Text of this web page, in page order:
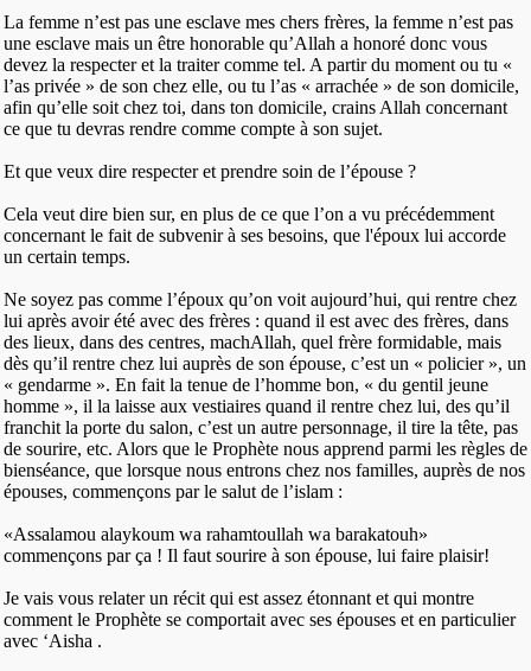
La femme n’est pas une esclave mes chers frères, la femme n’est pas
une esclave mais un être honorable qu’Allah a honoré donc vous
devez la respecter et la traiter comme tel. A partir du moment ou tu «
l’as privée » de son chez elle, ou tu l’as « arrachée » de son domicile,
afin qu’elle soit chez toi, dans ton domicile, crains Allah concernant
ce que tu devras rendre comme compte à son sujet.
Et que veux dire respecter et prendre soin de l’épouse ?
Cela veut dire bien sur, en plus de ce que l’on a vu précédemment
concernant le fait de subvenir à ses besoins, que l'époux lui accorde
un certain temps.
Ne soyez pas comme l’époux qu’on voit aujourd’hui, qui rentre chez
lui après avoir été avec des frères : quand il est avec des frères, dans
des lieux, dans des centres, machAllah, quel frère formidable, mais
dès qu’il rentre chez lui auprès de son épouse, c’est un « policier », un
« gendarme ». En fait la tenue de l’homme bon, « du gentil jeune
homme », il la laisse aux vestiaires quand il rentre chez lui, des qu’il
franchit la porte du salon, c’est un autre personnage, il tire la tête, pas
de sourire, etc. Alors que le Prophète nous apprend parmi les règles de
bienséance, que lorsque nous entrons chez nos familles, auprès de nos
épouses, commençons par le salut de l’islam :
«Assalamou alaykoum wa rahamtoullah wa barakatouh»
commençons par ça ! Il faut sourire à son épouse, lui faire plaisir!
Je vais vous relater un récit qui est assez étonnant et qui montre
comment le Prophète se comportait avec ses épouses et en particulier
avec ‘Aisha .